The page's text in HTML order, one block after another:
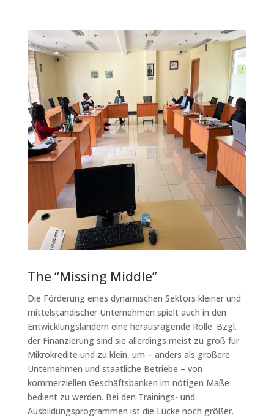
The “Missing Middle”
Die Förderung eines dynamischen Sektors kleiner und
mittelständischer Unternehmen spielt auch in den
Entwicklungsländern eine herausragende Rolle. Bzgl.
der Finanzierung sind sie allerdings meist zu groß für
Mikrokredite und zu klein, um – anders als größere
Unternehmen und staatliche Betriebe – von
kommerziellen Geschäftsbanken im nötigen Maße
bedient zu werden. Bei den Trainings- und
Ausbildungsprogrammen ist die Lücke noch größer.